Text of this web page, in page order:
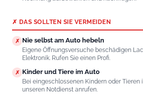
✗ DAS SOLLTEN SIE VERMEIDEN
✗ Nie selbst am Auto hebeln
Eigene Öffnungsversuche beschädigen
Elektronik. Rufen Sie einen Profi.
✗ Kinder und Tiere im Auto
Bei eingeschlossenen Kindern oder Tieren
unseren Notdienst anrufen.